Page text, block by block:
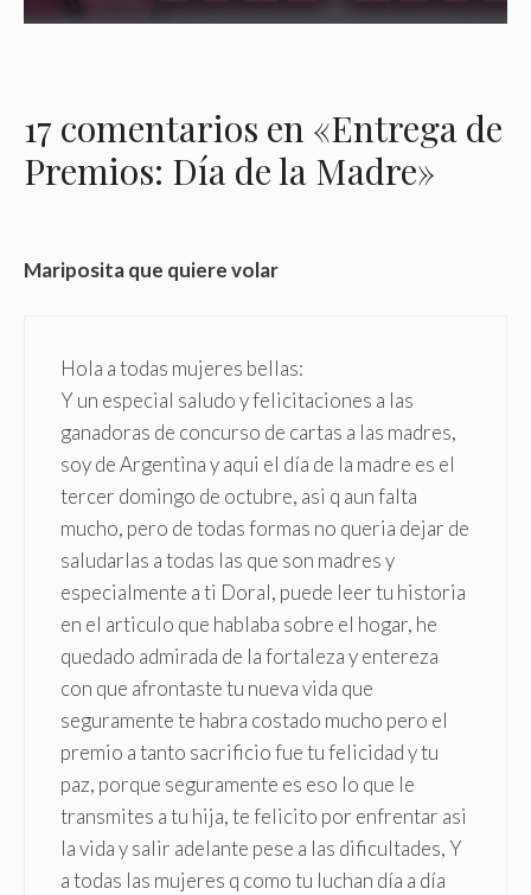
17 comentarios en «Entrega de
Premios: Día de la Madre»
Mariposita que quiere volar
Hola a todas mujeres bellas:
Y un especial saludo y felicitaciones a las
ganadoras de concurso de cartas a las madres,
soy de Argentina y aqui el día de la madre es el
tercer domingo de octubre, asi q aun falta
mucho, pero de todas formas no queria dejar de
saludarlas a todas las que son madres y
especialmente a ti Doral, puede leer tu historia
en el articulo que hablaba sobre el hogar, he
quedado admirada de la fortaleza y entereza
con que afrontaste tu nueva vida que
seguramente te habra costado mucho pero el
premio a tanto sacrificio fue tu felicidad y tu
paz, porque seguramente es eso lo que le
transmites a tu hija, te felicito por enfrentar asi
la vida y salir adelante pese a las dificultades, Y
a todas las mujeres q como tu luchan día a día